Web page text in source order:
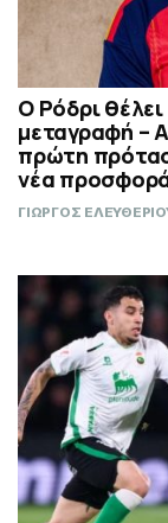
Ο Ρόδρι
μεταγραφή –
πρώτη
νέα
ΓΙΩΡΓΟΣ